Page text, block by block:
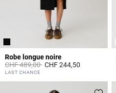
Robe longue noire
Prix réduit à partir de
CHF 489,00àCHF 244,50
4 out of 5 Customer Rating
LAST CHANCE